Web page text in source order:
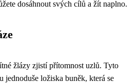
dosáhnout svých cílů a žít naplno.
žlázy zjistí přítomnost uzlů. Tyto
jednoduše ložiska buněk, která se